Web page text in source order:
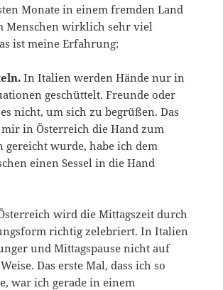
Monate in einem fremden Land
Menschen wirklich sehr viel
ist meine Erfahrung:
In Italien werden Hände nur in
geschüttelt. Freunde oder
nicht, um sich zu begrüßen. Das
mir in Österreich die Hand zum
gereicht wurde, habe ich dem
einen Sessel in die Hand
wird die Mittagszeit durch
richtig zelebriert. In Italien
und Mittagspause nicht auf
Das erste Mal, dass ich so
war ich gerade in einem